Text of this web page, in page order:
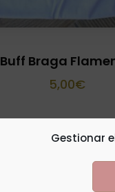
Gestionar
Buff Braga
5,00€